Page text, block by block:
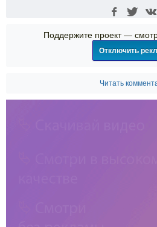
Поддержите проект —
Отключить
Читать